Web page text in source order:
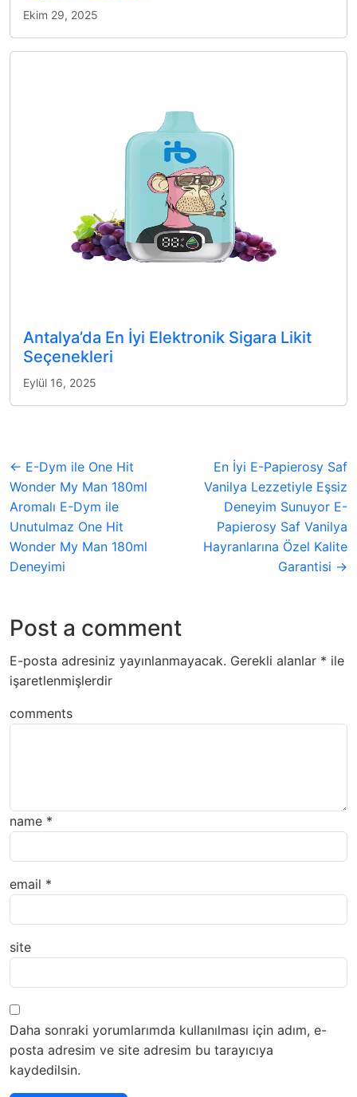
Ekim 29, 2025
Antalya’da En İyi Elektronik Sigara Likit
Seçenekleri
Eylül 16, 2025
← E-Dym ile One Hit
Wonder My Man 180ml
Aromalı E-Dym ile
Unutulmaz One Hit
Wonder My Man 180ml
Deneyimi
En İyi E-Papierosy Saf
Vanilya Lezzetiyle Eşsiz
Deneyim Sunuyor E-
Papierosy Saf Vanilya
Hayranlarına Özel Kalite
Garantisi →
Post a comment
E-posta adresiniz yayınlanmayacak. Gerekli alanlar * ile
işaretlenmişlerdir
comments
name *
email *
site
Daha sonraki yorumlarımda kullanılması için adım, e-
posta adresim ve site adresim bu tarayıcıya
kaydedilsin.